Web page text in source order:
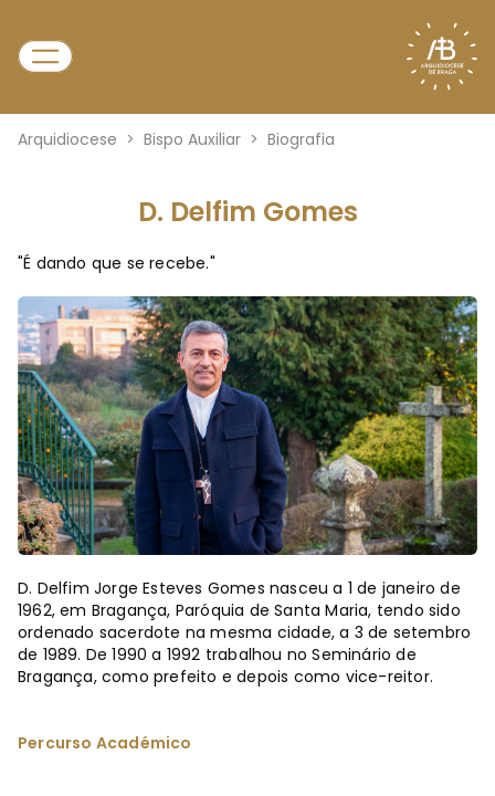
Arquidiocese > Bispo Auxiliar > Biografia
D. Delfim Gomes
"É dando que se recebe."
D. Delfim Jorge Esteves Gomes nasceu a 1 de janeiro de
1962, em Bragança, Paróquia de Santa Maria, tendo sido
ordenado sacerdote na mesma cidade, a 3 de setembro
de 1989. De 1990 a 1992 trabalhou no Seminário de
Bragança, como prefeito e depois como vice-reitor.
Percurso Académico